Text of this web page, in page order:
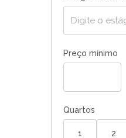
Preço mínimo
Quartos
1 2